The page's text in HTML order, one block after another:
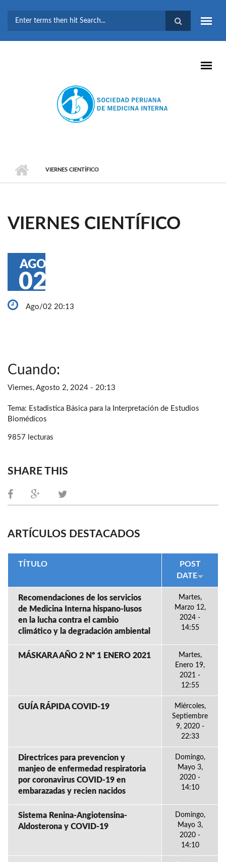
BÚSQUEDA
VIERNES CIENTÍFICO
VIERNES CIENTÍFICO
AGO
02
Ago/02 20:13
Cuando:
Viernes, Agosto 2, 2024 - 20:13
Tema: Estadistica Básica para la Interpretación de Estudios
Biomédicos
9857 lecturas
SHARE THIS
ARTÍCULOS DESTACADOS
TÍTULO
POST
DATE
Recomendaciones de los servicios
de Medicina Interna hispano-lusos
en la lucha contra el cambio
climático y la degradación ambiental
Martes,
Marzo 12,
2024 -
14:55
MÁSKARA AÑO 2 Nº 1 ENERO 2021
Martes,
Enero 19,
2021 -
12:55
GUÍA RÁPIDA COVID-19
Miércoles,
Septiembre
9, 2020 -
22:33
Directrices para prevencion y
manjeo de enfermedad respiratoria
por coronavirus COVID-19 en
embarazadas y recien nacidos
Domingo,
Mayo 3,
2020 -
14:10
Sistema Renina-Angiotensina-
Aldosterona y COVID-19
Domingo,
Mayo 3,
2020 -
14:10